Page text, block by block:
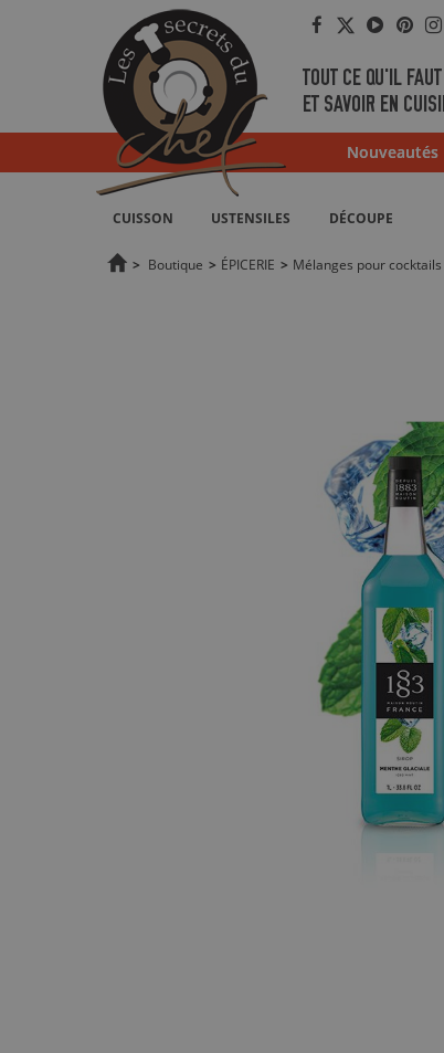
Facebook
Twitter
YouTube
TOUT CE QU'IL
ET SAVOIR EN
Nouveautés
CUISSON USTENSILES DÉCOUPE
> Boutique > ÉPICERIE > Mélanges pour